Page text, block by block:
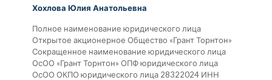
Хохлова Юлия Анатольевна
Полное наименование юридического лица
Открытое акционерное Общество «Грант Торнтон»
Сокращенное наименование юридического лица
ОсОО «Грант Торнтон» ОПФ юридического лица
ОсОО ОКПО юридического лица 28322024 ИНН